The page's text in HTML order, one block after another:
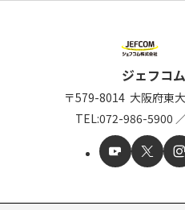
ジェフコ
〒579-8014 大阪府東
TEL:072-986-5900